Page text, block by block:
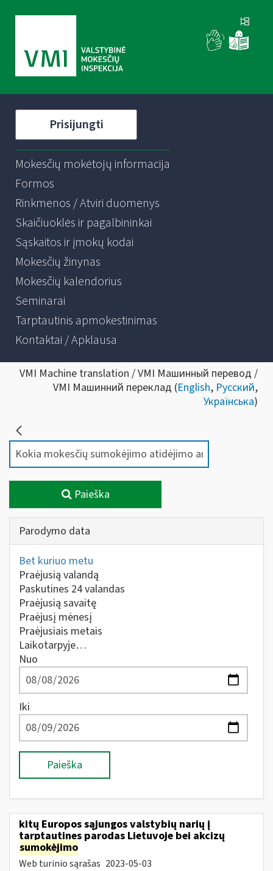
Prisijungti
Mokesčių mokėtojų informacija
Formos
Rinkmenos / Atviri duomenys
Skaičiuoklės ir pagalbininkai
Sąskaitos ir įmokų kodai
Mokesčių žinynas
Mokesčių kalendorius
Seminarai
Tarptautinis apmokestinimas
Kontaktai / Apklausa
VMI Machine translation / VMI Машинный перевод /
VMI Машинний переклад (English, Русский,
Українська)
Paieška
Parodymo data
Bet kuriuo metu
Praėjusią valandą
Paskutines 24 valandas
Praėjusią savaitę
Praėjusį mėnesį
Praėjusiais metais
Laikotarpyje…
Nuo
Iki
Paieška
kitų Europos sąjungos valstybių narių į
tarptautines parodas Lietuvoje bei akcizų
sumokėjimo
Web turinio sąrašas 2023-05-03